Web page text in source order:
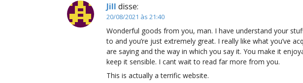
Jill disse:
20/08/2021 às 21:40
Wonderful goods from you, man. I have understand your
to and you’re just extremely great. I really like what you’ve
are saying and the way in which you say it. You make it
keep it sensible. I cant wait to read far more from you.
This is actually a terrific website.